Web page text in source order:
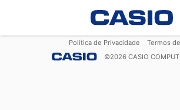
Política de Privacidade
Termos
©2026 CASIO